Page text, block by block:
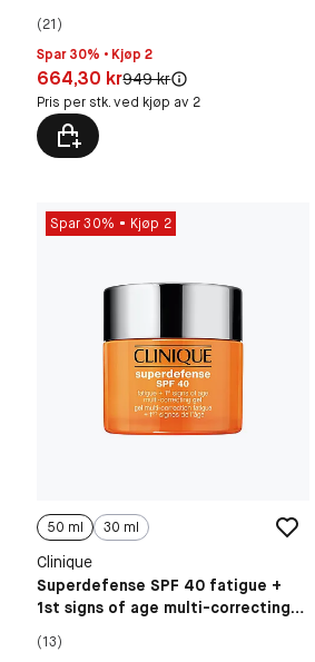
(21)
Spar 30% • Kjøp 2
Pris: 664,30 kr
664,30 krOriginal pris:
949 kr
Pris per stk. ved kjøp av 2
Spar 30% Kjøp 2
50 ml 30 ml
Clinique
Superdefense SPF 40 fatigue +
1st signs of age multi-correcting
(13)